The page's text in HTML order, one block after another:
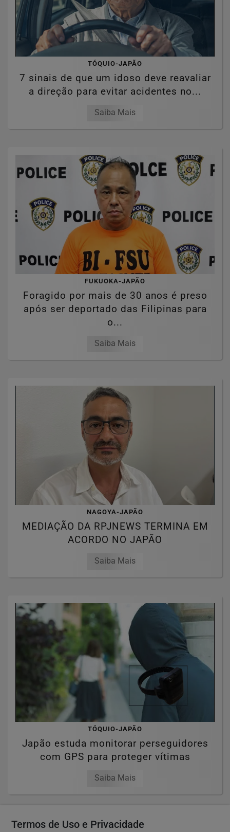
TÓQUIO-JAPÃO
7 sinais de que um idoso deve reavaliar
a direção para evitar acidentes no...
Saiba Mais
FUKUOKA-JAPÃO
Foragido por mais de 30 anos é preso
após ser deportado das Filipinas para
o...
Saiba Mais
NAGOYA-JAPÃO
MEDIAÇÃO DA RPJNEWS TERMINA EM
ACORDO NO JAPÃO
Saiba Mais
TÓQUIO-JAPÃO
Japão estuda monitorar perseguidores
com GPS para proteger vítimas
Saiba Mais
Termos de Uso e Privacidade